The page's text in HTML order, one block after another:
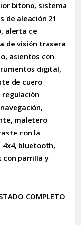
bitono, sistema
de aleación 21
alerta de
de visión trasera
asientos con
digital,
de cuero
maletero
con la
bluetooth,
con parrilla y
COMPLETO